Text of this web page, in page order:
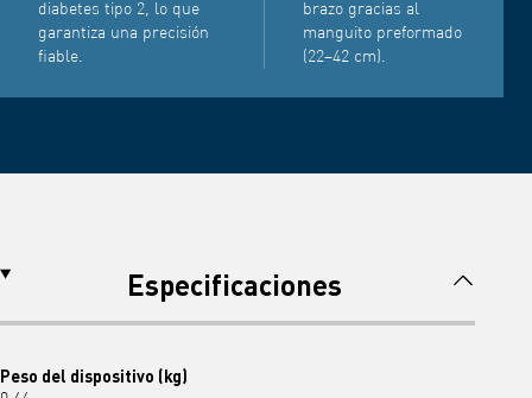
diabetes tipo 2, lo que
garantiza una precisión
fiable.
brazo gracias al
manguito preformado
(22–42 cm).
Especificaciones
Peso del dispositivo (kg)